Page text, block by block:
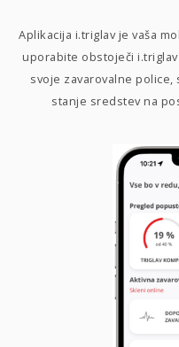
Aplikacija i.triglav je vaša
uporabite obstoječi
svoje zavarovalne police,
stanje sredstev na